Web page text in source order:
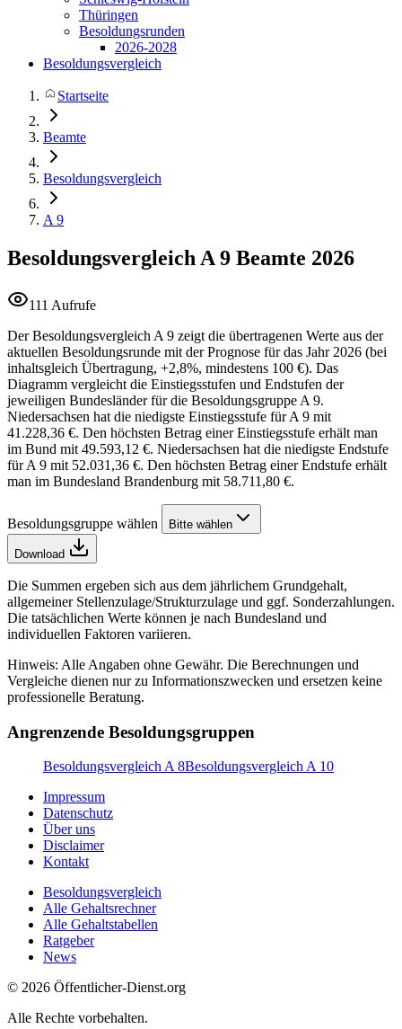
Thüringen
Besoldungsrunden
2026-2028
Besoldungsvergleich
Startseite
Beamte
Besoldungsvergleich
A 9
Besoldungsvergleich A 9 Beamte 2026
111 Aufrufe
Der Besoldungsvergleich A 9 zeigt die übertragenen Werte aus der
aktuellen Besoldungsrunde mit der Prognose für das Jahr 2026 (bei
inhaltsgleich Übertragung, +2,8%, mindestens 100 €). Das
Diagramm vergleicht die Einstiegsstufen und Endstufen der
jeweiligen Bundesländer für die Besoldungsgruppe A 9.
Niedersachsen hat die niedigste Einstiegsstufe für A 9 mit
41.228,36 €. Den höchsten Betrag einer Einstiegsstufe erhält man
im Bund mit 49.593,12 €. Niedersachsen hat die niedigste Endstufe
für A 9 mit 52.031,36 €. Den höchsten Betrag einer Endstufe erhält
man im Bundesland Brandenburg mit 58.711,80 €.
Besoldungsgruppe wählen Bitte wählen
Download
Die Summen ergeben sich aus dem jährlichem Grundgehalt,
allgemeiner Stellenzulage/Strukturzulage und ggf. Sonderzahlungen.
Die tatsächlichen Werte können je nach Bundesland und
individuellen Faktoren variieren.
Hinweis: Alle Angaben ohne Gewähr. Die Berechnungen und
Vergleiche dienen nur zu Informationszwecken und ersetzen keine
professionelle Beratung.
Angrenzende Besoldungsgruppen
Besoldungsvergleich A 8Besoldungsvergleich A 10
Impressum
Datenschutz
Über uns
Disclaimer
Kontakt
Besoldungsvergleich
Alle Gehaltsrechner
Alle Gehaltstabellen
Ratgeber
News
© 2026 Öffentlicher-Dienst.org
Alle Rechte vorbehalten.